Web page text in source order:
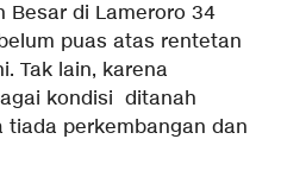
Besar di Lameroro 34
puas atas rentetan
Tak lain, karena
kondisi ditanah
tiada perkembangan dan